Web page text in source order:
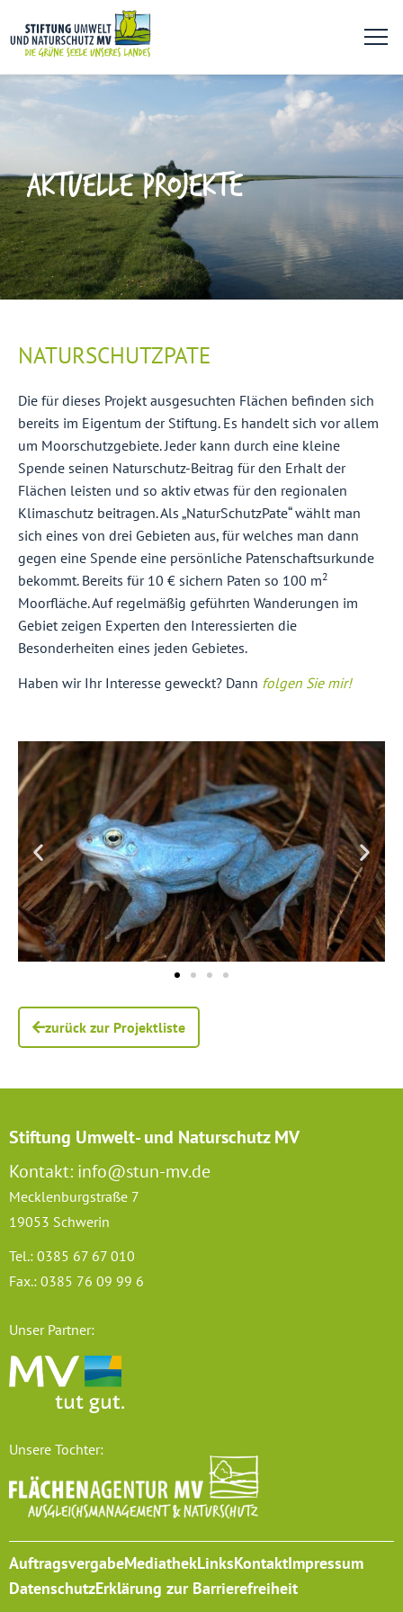
AKTUELLE PROJEKTE
NATURSCHUTZPATE
Die für dieses Projekt ausgesuchten Flächen befinden sich
bereits im Eigentum der Stiftung. Es handelt sich vor allem
um Moorschutzgebiete. Jeder kann durch eine kleine
Spende seinen Naturschutz-Beitrag für den Erhalt der
Flächen leisten und so aktiv etwas für den regionalen
Klimaschutz beitragen. Als „NaturSchutzPate“ wählt man
sich eines von drei Gebieten aus, für welches man dann
gegen eine Spende eine persönliche Patenschaftsurkunde
bekommt. Bereits für 10 € sichern Paten so 100 m2
Moorfläche. Auf regelmäßig geführten Wanderungen im
Gebiet zeigen Experten den Interessierten die
Besonderheiten eines jeden Gebietes.
Haben wir Ihr Interesse geweckt? Dann folgen Sie mir!
zurück zur Projektliste
Stiftung Umwelt- und Naturschutz MV
Kontakt: info@stun-mv.de
Mecklenburgstraße 7
19053 Schwerin
Tel.: 0385 67 67 010
Fax.: 0385 76 09 99 6
Unser Partner:
Unsere Tochter:
AuftragsvergabeMediathekLinksKontaktImpressum
DatenschutzErklärung zur Barrierefreiheit